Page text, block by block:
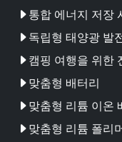
통합 에너지 저장
독립형 태양광 발
캠핑 여행을 위한
맞춤형 배터리
맞춤형 리튬 이온
맞춤형 리튬 폴리